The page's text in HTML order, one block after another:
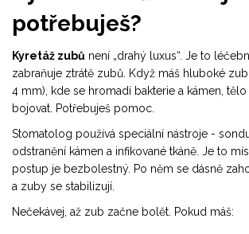
potřebuješ?
Kyretáž zubů není „drahý luxus“. Je to
zabraňuje ztrátě zubů. Když máš hluboké
4 mm), kde se hromadí bakterie a kámen,
bojovat. Potřebuješ pomoc.
Stomatolog používá speciální nástroje -
odstranění kámen a infikované tkáně. Je to
postup je bezbolestný. Po něm se dásně
a zuby se stabilizují.
Nečekávej, až zub začne bolět. Pokud máš: